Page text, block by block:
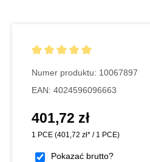
Numer produktu: 10067897
EAN: 4024596096663
Cena regularna:
401,72 zł
1 PCE (401,72 zł* / 1 PCE)
Pokazać brutto?